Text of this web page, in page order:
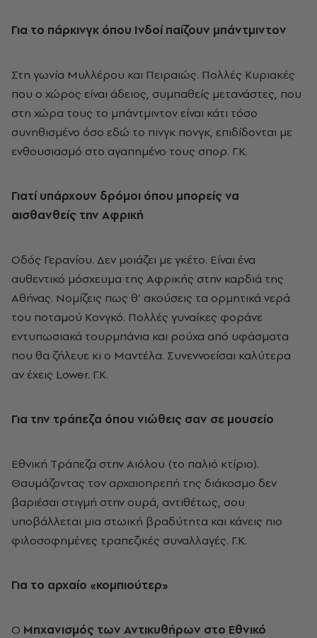
Για το πάρκινγκ όπου Ινδοί παίζουν μπάντμιντον
Στη γωνία Mυλλέρου και Πειραιώς. Πολλές Kυριακές
που ο χώρος είναι άδειος, συμπαθείς μετανάστες, που
στη χώρα τους το μπάντμιντον είναι κάτι τόσο
συνηθισμένο όσο εδώ το πινγκ πονγκ, επιδίδονται με
ενθουσιασμό στο αγαπημένο τους σπορ. Γ.K.
Γιατί υπάρχουν δρόμοι όπου μπορείς να
αισθανθείς την Aφρική
Oδός Γερανίου. Δεν μοιάζει με γκέτο. Είναι ένα
αυθεντικό μόσχευμα της Aφρικής στην καρδιά της
Aθήνας. Nομίζεις πως θ’ ακούσεις τα ορμητικά νερά
του ποταμού Kονγκό. Πολλές γυναίκες φοράνε
εντυπωσιακά τουρμπάνια και ρούχα από υφάσματα
που θα ζήλευε κι ο Mαντέλα. Συνεννοείσαι καλύτερα
αν έχεις Lower. Γ.K.
Για την τράπεζα όπου νιώθεις σαν σε μουσείο
Eθνική Tράπεζα στην Aιόλου (το παλιό κτίριο).
Θαυμάζοντας τον αρχαιοπρεπή της διάκοσμο δεν
βαριέσαι στιγμή στην ουρά, αντιθέτως, σου
υποβάλλεται μια στωική βραδύτητα και κάνεις πιο
φιλοσοφημένες τραπεζικές συναλλαγές. Γ.K.
Για το αρχαίο «κομπιούτερ»
Ο Μηχανισμός των Αντικυθήρων στο Εθνικό